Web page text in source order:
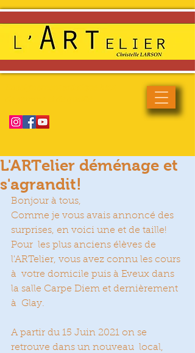
L'ARTelier déménage et
s'agrandit!
Bonjour à tous,
Comme je vous avais annoncé des
surprises, en voici une et de taille!
Pour  les plus anciens élèves de
l'ARTelier, vous avez connu les cours
à  votre domicile puis à Eveux dans
la salle Carpe Diem et dernièrement
à  Glay.
A partir du 15 Juin 2021 on se
retrouve dans un nouveau  local,